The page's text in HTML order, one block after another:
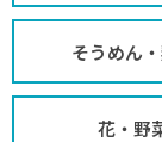
そうめん
花・野